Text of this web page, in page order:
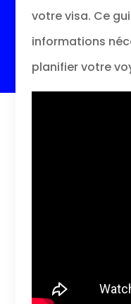
votre visa. Ce
informations
planifier votre